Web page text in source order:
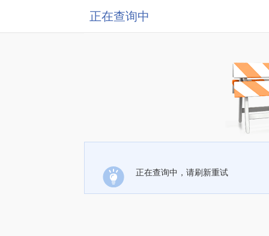
正在查询中
正在查询中，请刷新重试